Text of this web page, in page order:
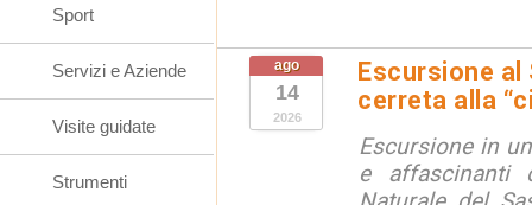
ago
14
2026
Escursione al
cerreta alla
Escursione in
e affascinanti
Sport
Servizi e Aziende
Visite guidate
Strumenti